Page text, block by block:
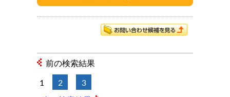
前の検索結果
1 2 3